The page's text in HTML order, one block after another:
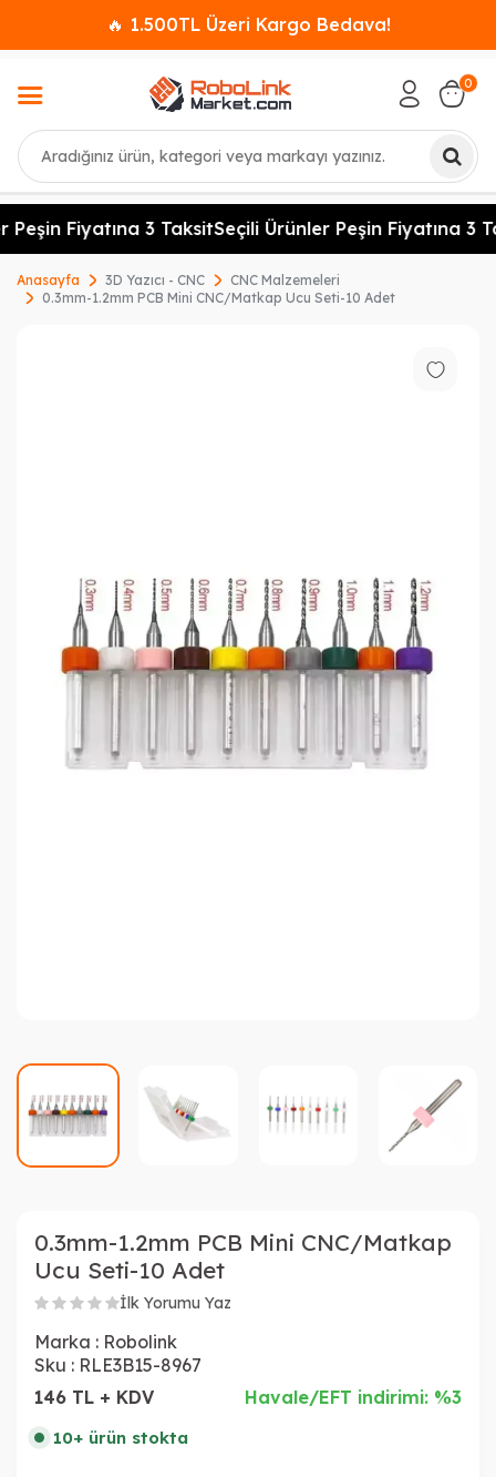
🔥 1.500TL Üzeri Kargo Bedava!
Ara
0
Fiyatına 3 TaksitSeçili Ürünler Peşin Fiyatına 3
Anasayfa 3D Yazıcı - CNC
CNC Malzemeleri
0.3mm-1.2mm PCB Mini CNC/Matkap Ucu Seti-10 Adet
0.3mm-1.2mm PCB Mini CNC/Matkap
Ucu Seti-10 Adet
İlk Yorumu Yaz
Marka : Robolink
Sku : RLE3B15-8967
146 TL + KDV
Havale/EFT indirimi: %3
10+ ürün stokta